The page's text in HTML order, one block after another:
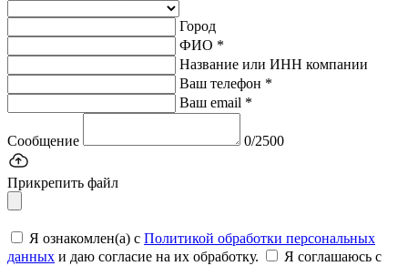
Город
ФИО *
Название или ИНН компании
Ваш телефон *
Ваш email *
Сообщение 0/2500
Прикрепить файл
Я ознакомлен(а) с Политикой обработки персональных
данных и даю согласие на их обработку.
Я соглашаюсь c